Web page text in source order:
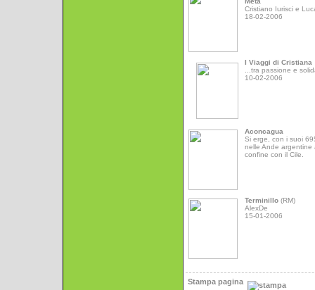
Cristiano Iurisci e
18-02-2006
I Viaggi di Cristiana
...tra passione e
10-02-2006
Aconcagua
Si erge, con i suoi
nelle Ande argentine
confine con il Cile.
Terminillo (RM)
AlexDe
15-01-2006
Stampa pagina